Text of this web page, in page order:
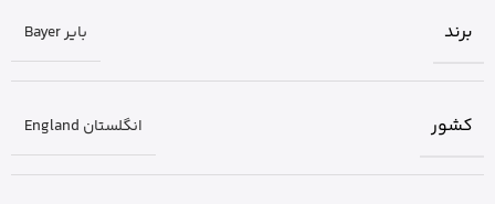
برند بایر Bayer
کشور انگلستان England